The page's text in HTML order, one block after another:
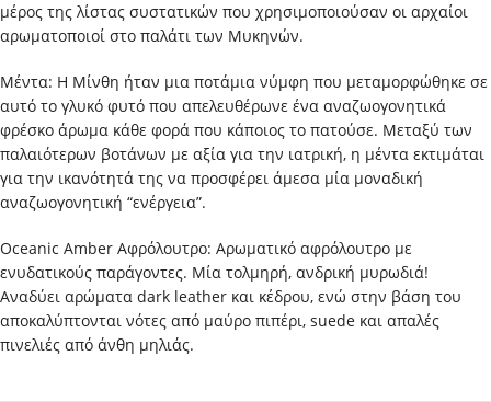
μέρος της λίστας συστατικών που χρησιμοποιούσαν οι αρχαίοι
αρωματοποιοί στο παλάτι των Μυκηνών.
Μέντα: Η Μίνθη ήταν μια ποτάμια νύμφη που μεταμορφώθηκε σε
αυτό το γλυκό φυτό που απελευθέρωνε ένα αναζωογονητικά
φρέσκο άρωμα κάθε φορά που κάποιος το πατούσε. Μεταξύ των
παλαιότερων βοτάνων με αξία για την ιατρική, η μέντα εκτιμάται
για την ικανότητά της να προσφέρει άμεσα μία μοναδική
αναζωογονητική “ενέργεια”.
Oceanic Amber Αφρόλουτρο: Αρωματικό αφρόλουτρο με
ενυδατικούς παράγοντες. Μία τολμηρή, ανδρική μυρωδιά!
Αναδύει αρώματα dark leather και κέδρου, ενώ στην βάση του
αποκαλύπτονται νότες από μαύρο πιπέρι, suede και απαλές
πινελιές από άνθη μηλιάς.